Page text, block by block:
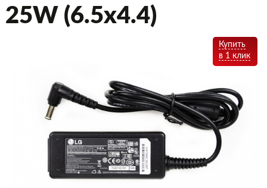
25W (6.5x4.4)
Купить
в 1 клик